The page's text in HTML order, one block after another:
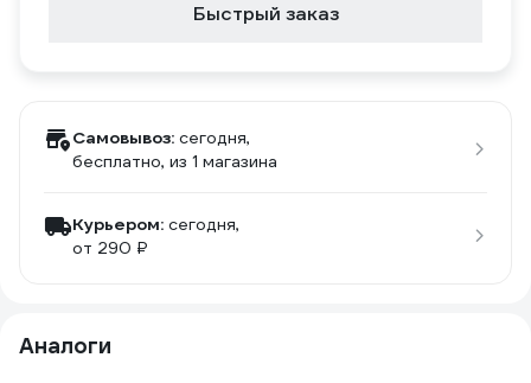
Быстрый заказ
Самовывоз: сегодня,
бесплатно, из 1 магазина
Курьером: сегодня,
от 290 ₽
Аналоги